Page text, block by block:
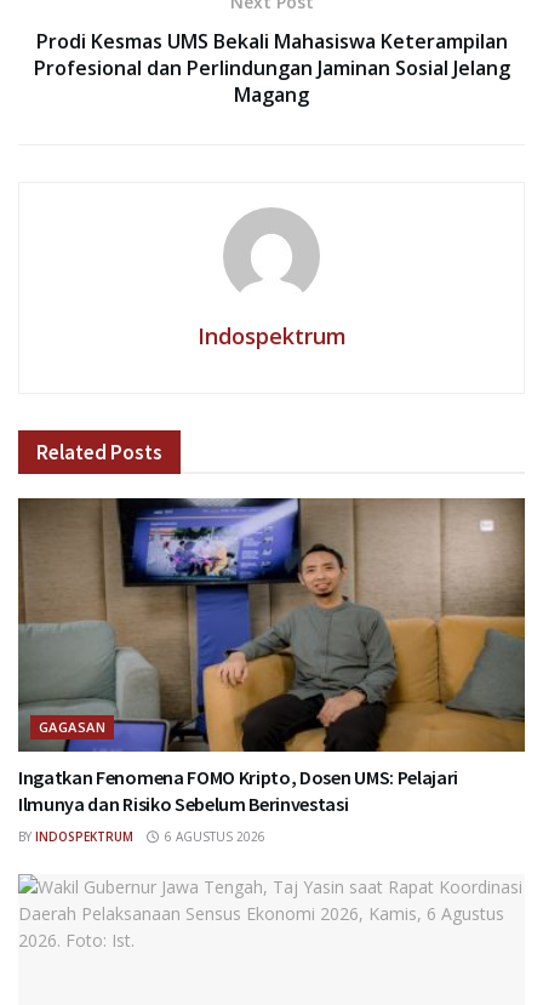
Prodi Kesmas UMS Bekali Mahasiswa Keterampilan
Profesional dan Perlindungan Jaminan Sosial Jelang
Magang
Indospektrum
Related Posts
GAGASAN
Ingatkan Fenomena FOMO Kripto, Dosen UMS: Pelajari
Ilmunya dan Risiko Sebelum Berinvestasi
BY INDOSPEKTRUM 6 AGUSTUS 2026